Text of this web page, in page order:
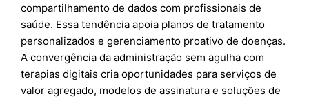
compartilhamento de dados com profissionais de
saúde. Essa tendência apoia planos de tratamento
personalizados e gerenciamento proativo de doenças.
A convergência da administração sem agulha com
terapias digitais cria oportunidades para serviços de
valor agregado, modelos de assinatura e soluções de